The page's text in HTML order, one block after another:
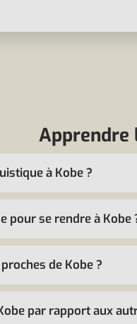
Apprendre
à Kobe ?
pour se rendre à Kobe
de Kobe ?
par rapport aux